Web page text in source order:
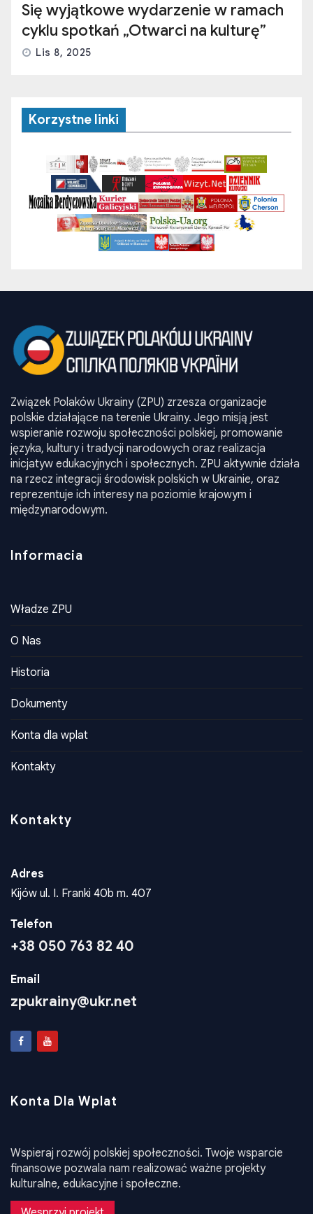
Się wyjątkowe wydarzenie w ramach
cyklu spotkań „Otwarci na kulturę”
Lis 8, 2025
Korzystne linki
Związek Polaków Ukrainy (ZPU) zrzesza organizacje
polskie działające na terenie Ukrainy. Jego misją jest
wspieranie rozwoju społeczności polskiej, promowanie
języka, kultury i tradycji narodowych oraz realizacja
inicjatyw edukacyjnych i społecznych. ZPU aktywnie działa
na rzecz integracji środowisk polskich w Ukrainie, oraz
reprezentuje ich interesy na poziomie krajowym i
międzynarodowym.
Informacia
Władze ZPU
O Nas
Historia
Dokumenty
Konta dla wplat
Kontakty
Kontakty
Adres
Kijów ul. I. Franki 40b m. 407
Telefon
+38 050 763 82 40
Email
zpukrainy@ukr.net
Konta Dla Wplat
Wspieraj rozwój polskiej społeczności. Twoje wsparcie
finansowe pozwala nam realizować ważne projekty
kulturalne, edukacyjne i społeczne.